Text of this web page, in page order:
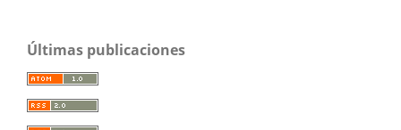
Últimas publicaciones